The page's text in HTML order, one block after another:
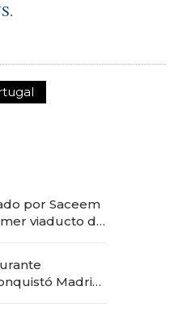
por Saceem
viaducto de
Madrid: